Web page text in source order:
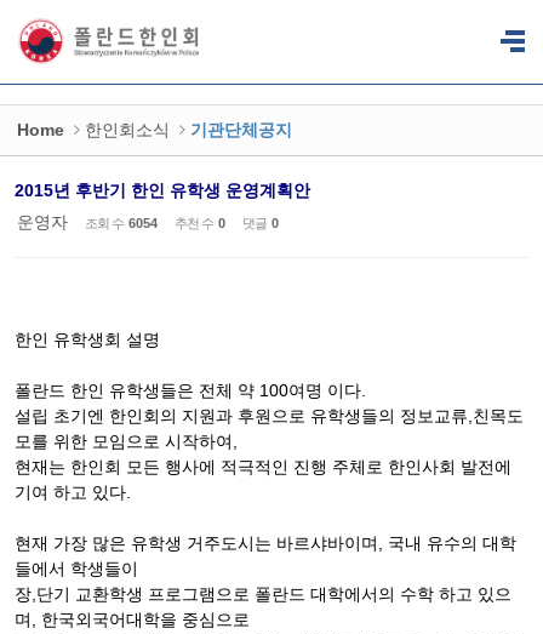
Home 한인회소식 기관단체공지
2015년 후반기 한인 유학생 운영계획안
운영자
조회 수 6054 추천 수 0 댓글 0
한인 유학생회 설명
폴란드 한인 유학생들은 전체 약 100여명 이다.
설립 초기엔 한인회의 지원과 후원으로 유학생들의 정보교류,친목도
모를 위한 모임으로 시작하여,
현재는 한인회 모든 행사에 적극적인 진행 주체로 한인사회 발전에
기여 하고 있다.
현재 가장 많은 유학생 거주도시는 바르샤바이며, 국내 유수의 대학
들에서 학생들이
장,단기 교환학생 프로그램으로 폴란드 대학에서의 수학 하고 있으
며, 한국외국어대학을 중심으로